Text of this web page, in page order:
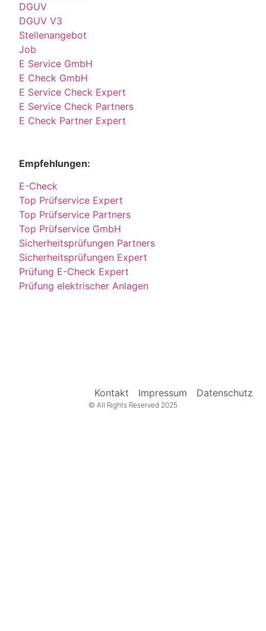
DGUV
DGUV V3
Stellenangebot
Job
E Service GmbH
E Check GmbH
E Service Check Expert
E Service Check Partners
E Check Partner Expert
Empfehlungen:
E-Check
Top Prüfservice Expert
Top Prüfservice Partners
Top Prüfservice GmbH
Sicherheitsprüfungen Partners
Sicherheitsprüfungen Expert
Prüfung E-Check Expert
Prüfung elektrischer Anlagen
Kontakt Impressum Datenschutz
© All Rights Reserved 2025